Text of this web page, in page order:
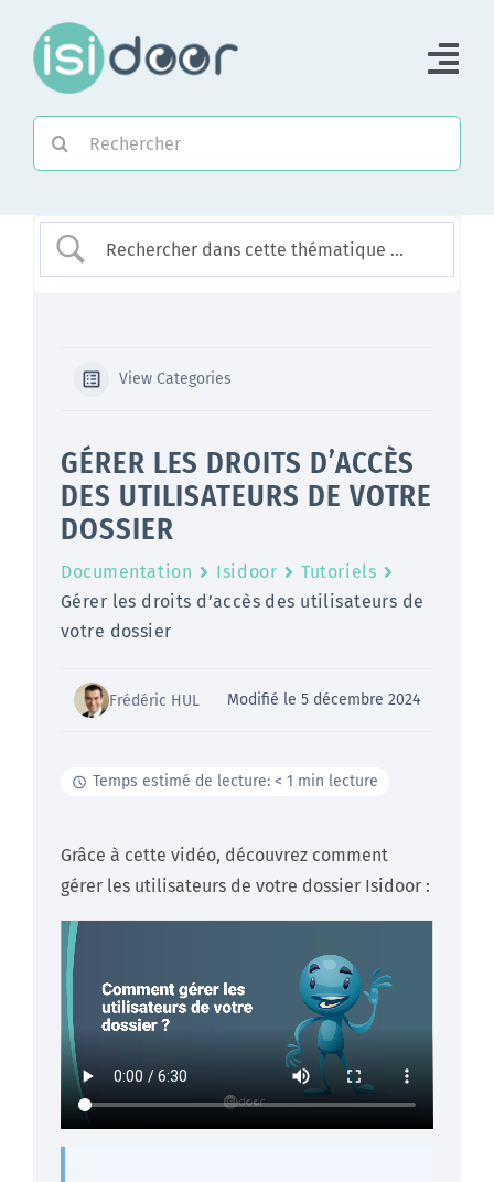
contenu
Piloter un réseau
View Categories
GÉRER LES DROITS D’ACCÈS
DES UTILISATEURS DE VOTRE
DOSSIER
Documentation Isidoor
Tutoriels
Gérer les droits d’accès des utilisateurs de
votre dossier
Frédéric HUL Modifié le 5 décembre 2024
Temps estimé de lecture: < 1 min lecture
Grâce à cette vidéo, découvrez comment
gérer les utilisateurs de votre dossier Isidoor :